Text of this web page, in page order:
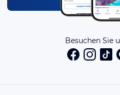
Besuchen Sie